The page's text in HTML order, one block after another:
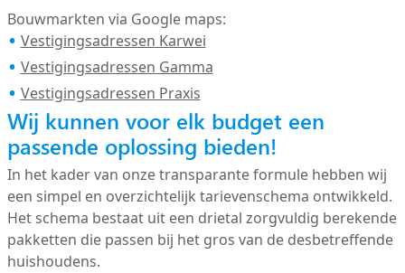
Bouwmarkten via Google maps:
Vestigingsadressen Karwei
Vestigingsadressen Gamma
Vestigingsadressen Praxis
Wij kunnen voor elk budget een
passende oplossing bieden!
In het kader van onze transparante formule hebben wij
een simpel en overzichtelijk tarievenschema ontwikkeld.
Het schema bestaat uit een drietal zorgvuldig berekende
pakketten die passen bij het gros van de desbetreffende
huishoudens.